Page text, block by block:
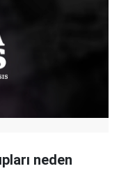
neden